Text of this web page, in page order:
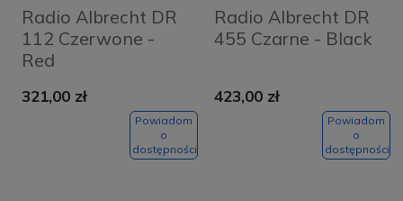
Radio Albrecht DR
112 Czerwone -
Red
321,00 zł
Powiadom
o
dostępności
Radio Albrecht DR
455 Czarne - Black
423,00 zł
Powiadom
o
dostępności